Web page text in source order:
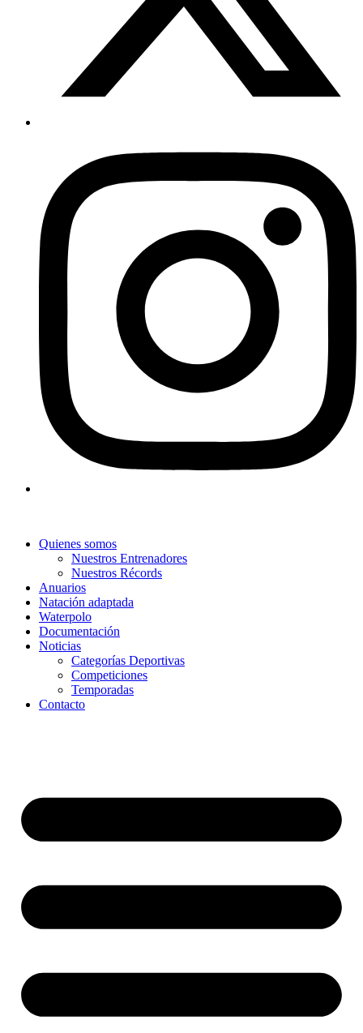
Quienes somos
Nuestros Entrenadores
Nuestros Récords
Anuarios
Natación adaptada
Waterpolo
Documentación
Noticias
Categorías Deportivas
Competiciones
Temporadas
Contacto